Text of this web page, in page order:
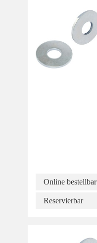
Online bestellbar
Reservierbar